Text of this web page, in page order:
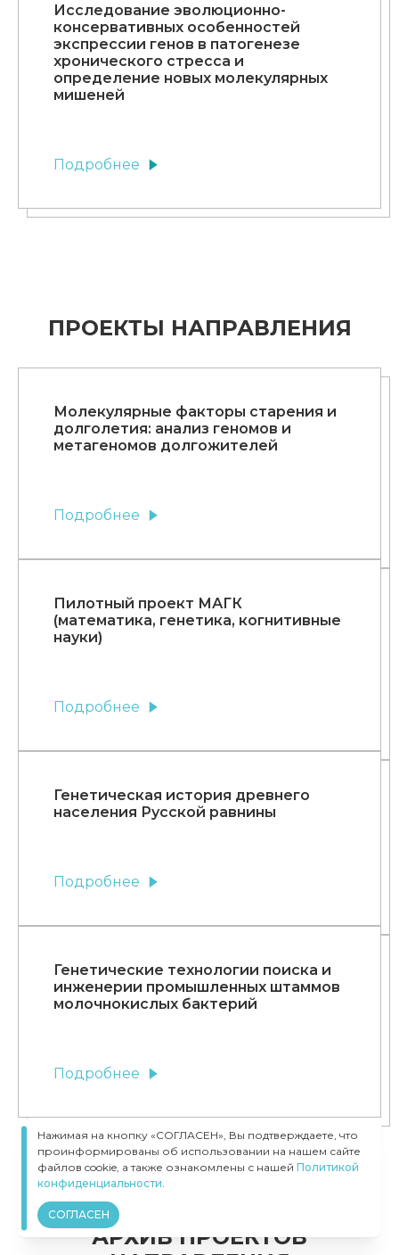
Исследование эволюционно-
консервативных особенностей
экспрессии генов в патогенезе
хронического стресса и
определение новых молекулярных
мишеней
Подробнее
ПРОЕКТЫ НАПРАВЛЕНИЯ
Молекулярные факторы старения и
долголетия: анализ геномов и
метагеномов долгожителей
Подробнее
Пилотный проект МАГК
(математика, генетика, когнитивные
науки)
Подробнее
Генетическая история древнего
населения Русской равнины
Подробнее
Генетические технологии поиска и
инженерии промышленных штаммов
молочнокислых бактерий
Подробнее
АРХИВ ПРОЕКТОВ
Нажимая на кнопку «СОГЛАСЕН», Вы подтверждаете, что
проинформированы об использовании на нашем сайте
файлов cookie, а также ознакомлены с нашей Политикой
конфиденциальности.
СОГЛАСЕН